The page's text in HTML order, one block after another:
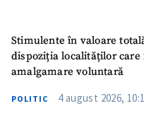
Stimulente în valoare
dispoziția localităților care
amalgamare voluntară
POLITIC 4 august 2026,